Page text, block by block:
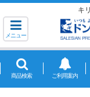
キ
メニュー
商品検索 ご利用案内